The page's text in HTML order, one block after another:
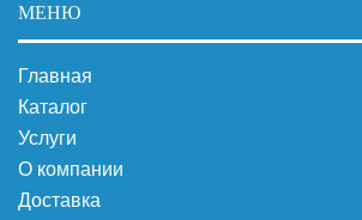
МЕНЮ
Главная
Каталог
Услуги
О компании
Доставка